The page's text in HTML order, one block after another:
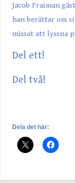
Jacob Fraiman
han berättar om
missat att lyssna
Del ett!
Del två!
Dela det här: